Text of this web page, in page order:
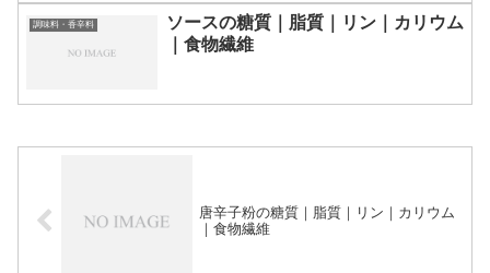
調味料・香辛料
ソースの糖質｜脂質｜リン｜カリウム
｜食物繊維
唐辛子粉の糖質｜脂質｜リン｜カリウム
｜食物繊維